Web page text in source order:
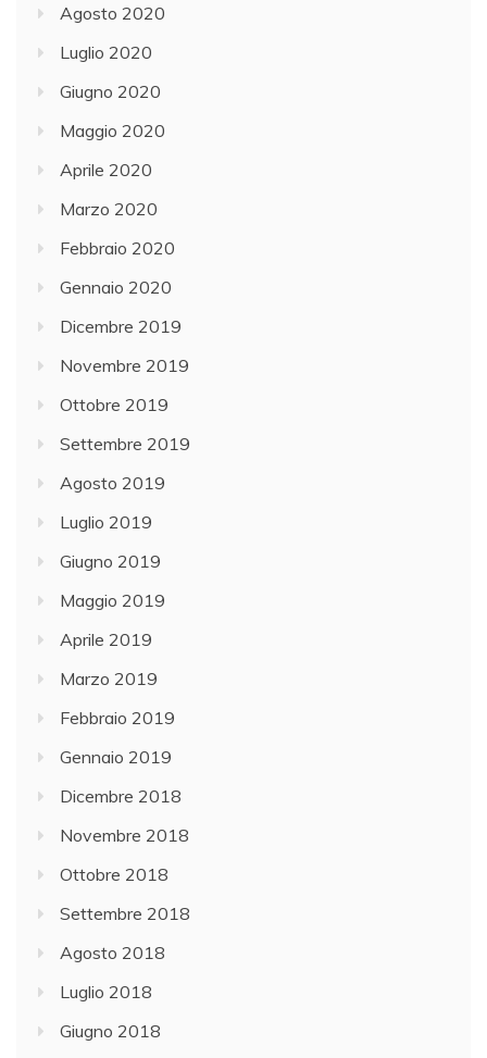
Agosto 2020
Luglio 2020
Giugno 2020
Maggio 2020
Aprile 2020
Marzo 2020
Febbraio 2020
Gennaio 2020
Dicembre 2019
Novembre 2019
Ottobre 2019
Settembre 2019
Agosto 2019
Luglio 2019
Giugno 2019
Maggio 2019
Aprile 2019
Marzo 2019
Febbraio 2019
Gennaio 2019
Dicembre 2018
Novembre 2018
Ottobre 2018
Settembre 2018
Agosto 2018
Luglio 2018
Giugno 2018